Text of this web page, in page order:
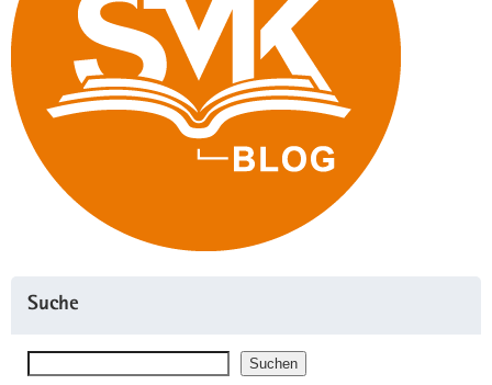
weitere
Schulen
transferiert"
Suche
Suchen